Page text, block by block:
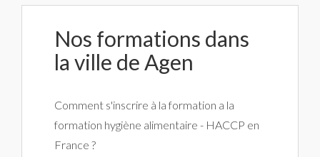
Nos formations dans
la ville de Agen
Comment s'inscrire à la formation a la
formation hygiène alimentaire - HACCP en
France ?